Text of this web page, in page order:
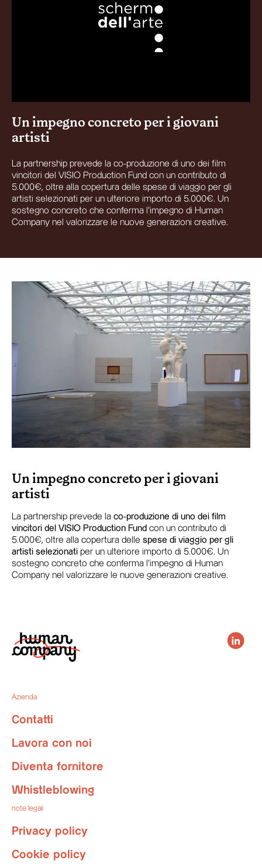
Un impegno concreto per i giovani
artisti
La partnership prevede la co-produzione di uno dei film
vincitori del VISIO Production Fund con un contributo di
5.000€, oltre alla copertura delle spese di viaggio per gli
artisti selezionati per un ulteriore importo di 5.000€. Un
sostegno concreto che conferma l’impegno di Human
Company nel valorizzare le nuove generazioni creative.
Un impegno concreto per i giovani
artisti
La partnership prevede la co-produzione di uno dei film
vincitori del VISIO Production Fund con un contributo di
5.000€, oltre alla copertura delle spese di viaggio per gli
artisti selezionati per un ulteriore importo di 5.000€. Un
sostegno concreto che conferma l’impegno di Human
Company nel valorizzare le nuove generazioni creative.
Azienda
Contatti
Lavora con noi
Diventa fornitore
Whistleblowing
note legali
Privacy policy
Cookie policy